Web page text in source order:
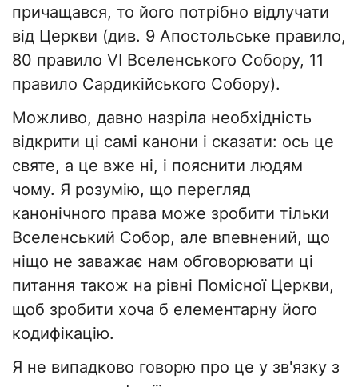
причащався, то його потрібно відлучати
від Церкви (див. 9 Апостольське правило,
80 правило VI Вселенського Собору, 11
правило Сардикійського Собору).
Можливо, давно назріла необхідність
відкрити ці самі канони і сказати: ось це
святе, а це вже ні, і пояснити людям
чому. Я розумію, що перегляд
канонічного права може зробити тільки
Вселенський Собор, але впевнений, що
ніщо не заважає нам обговорювати ці
питання також на рівні Помісної Церкви,
щоб зробити хоча б елементарну його
кодифікацію.
Я не випадково говорю про це у зв'язку з